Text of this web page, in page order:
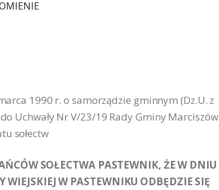
1990 r. o samorządzie gminnym (Dz.U. z
Uchwały Nr V/23/19 Rady Gminy
sołectw
SOŁECTWA PASTEWNIK, ŻE W DNIU
W PASTEWNIKU ODBĘDZIE SIĘ